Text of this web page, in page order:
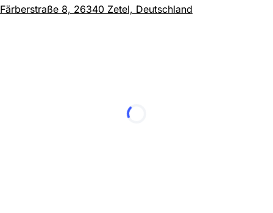
Färberstraße 8, 26340 Zetel, Deutschland